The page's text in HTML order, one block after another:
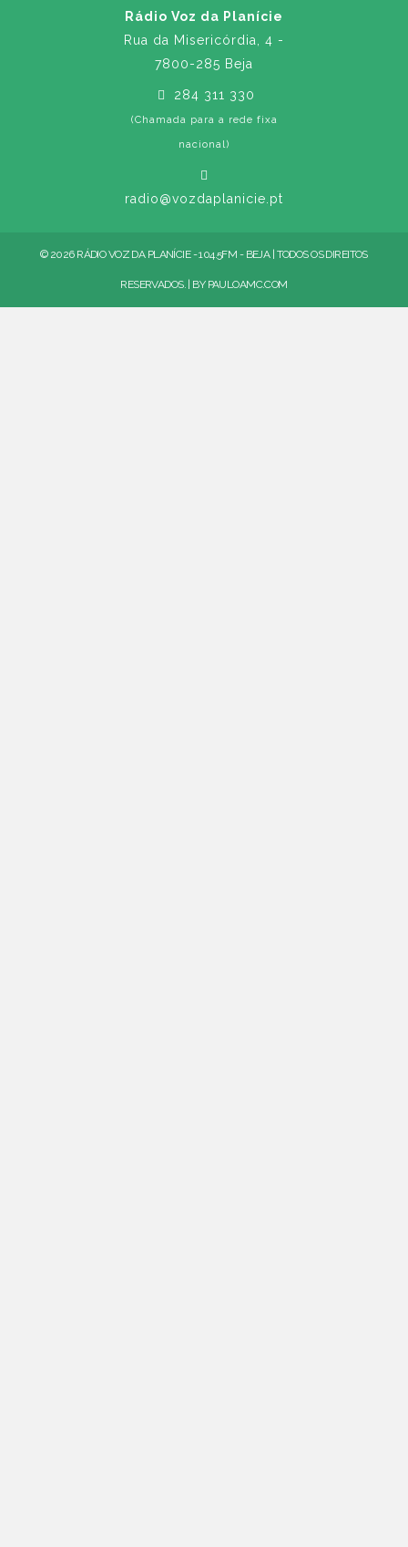
Rádio Voz da Planície
Rua da Misericórdia, 4 -
7800-285 Beja
284 311 330
(Chamada para a rede fixa
nacional)
radio@vozdaplanicie.pt
© 2026 RÁDIO VOZ DA PLANÍCIE - 104.5FM - BEJA | TODOS OS DIREITOS
RESERVADOS. | BY PAULOAMC.COM